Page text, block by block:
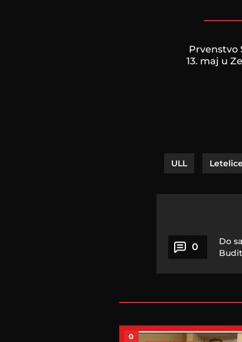
Prvenstvo
13. maj u
ULL
0
Do
0